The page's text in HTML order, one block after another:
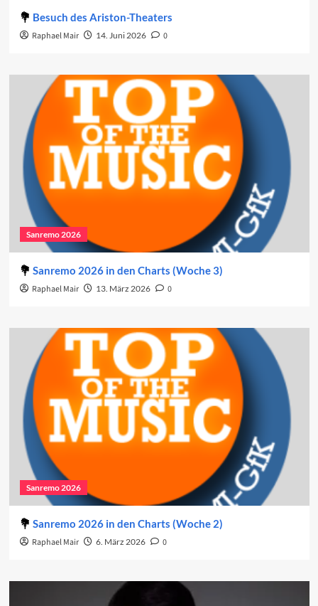
Besuch des Ariston-Theaters
Raphael Mair 14. Juni 2026 0
Sanremo 2026
Sanremo 2026 in den Charts (Woche 3)
Raphael Mair 13. März 2026 0
Sanremo 2026
Sanremo 2026 in den Charts (Woche 2)
Raphael Mair 6. März 2026 0